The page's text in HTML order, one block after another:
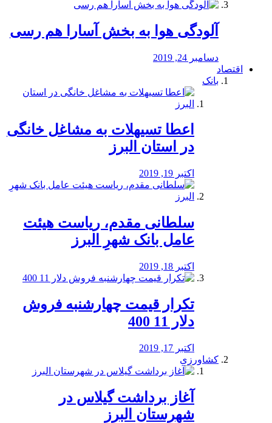
آلودگی هوا به بخش آسارا هم رسی
دسامبر 24, 2019
اقتصاد
بانک
️اعطا تسیهلات به مشاغل خانگی
در استان البرز
اکتبر 19, 2019
سلطانی مقدم، ریاست هیئت
عامل بانک شهرِ البرز
اکتبر 18, 2019
تکرار قیمت چهارشنبه فروش
دلار 11 400
اکتبر 17, 2019
کشاورزی
آغاز برداشت گیلاس در
شهرستان البرز